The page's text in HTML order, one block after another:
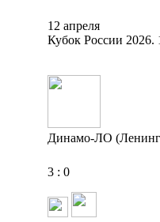
12 апреля
Кубок России 2026.
Динамо-ЛО
3 : 0